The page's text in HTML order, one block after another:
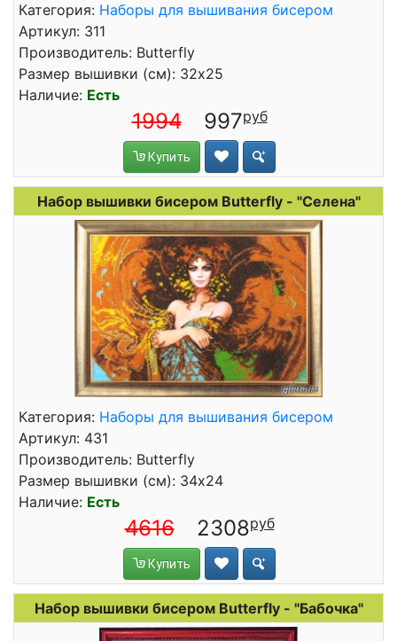
Категория: Наборы для вышивания бисером
Артикул: 311
Производитель: Butterfly
Размер вышивки (см): 32x25
Наличие: Есть
1994 997
Купить
Набор вышивки бисером Butterfly - "Селена"
Категория: Наборы для вышивания бисером
Артикул: 431
Производитель: Butterfly
Размер вышивки (см): 34x24
Наличие: Есть
4616 2308
Купить
Набор вышивки бисером Butterfly - "Бабочка"